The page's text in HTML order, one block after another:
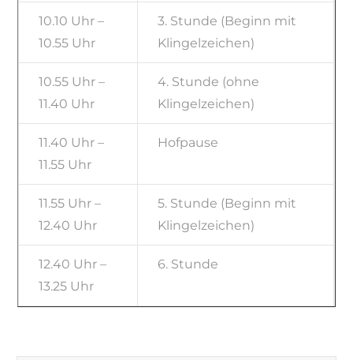
10.10 Uhr –
10.55 Uhr
3. Stunde (Beginn mit
Klingelzeichen)
10.55 Uhr –
11.40 Uhr
4. Stunde (ohne
Klingelzeichen)
11.40 Uhr –
11.55 Uhr
Hofpause
11.55 Uhr –
12.40 Uhr
5. Stunde (Beginn mit
Klingelzeichen)
12.40 Uhr –
13.25 Uhr
6. Stunde